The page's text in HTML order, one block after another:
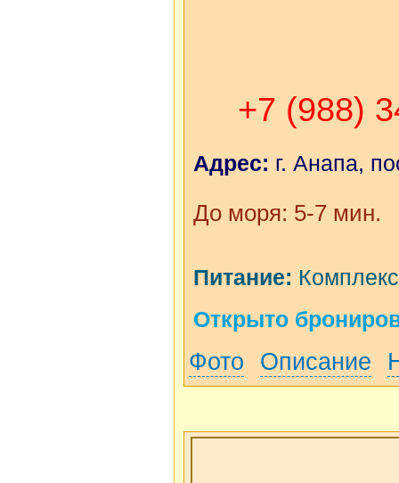
+7 (988)
Адрес: г. Анапа,
До моря: 5-7 мин.
Питание:
Открыто
Фото Описание